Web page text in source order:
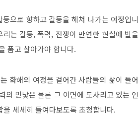
으로 향하고 갈등을 헤쳐 나가는 여정입니
는 갈등, 폭력, 전쟁이 만연한 현실에 발을
품고 살아가야 합니다.
화해의 여정을 걸어간 사람들의 삶이 들어
의 민낯은 물론 그 이면에 도사리고 있는 인
세세히 들여다보도록 초청합니다.